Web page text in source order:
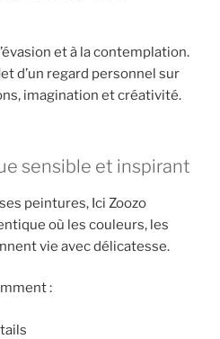
et à la contemplation.
d’un regard personnel sur
imagination et créativité.
sensible et inspirant
peintures, Ici Zoozo
où les couleurs, les
vie avec délicatesse.
: